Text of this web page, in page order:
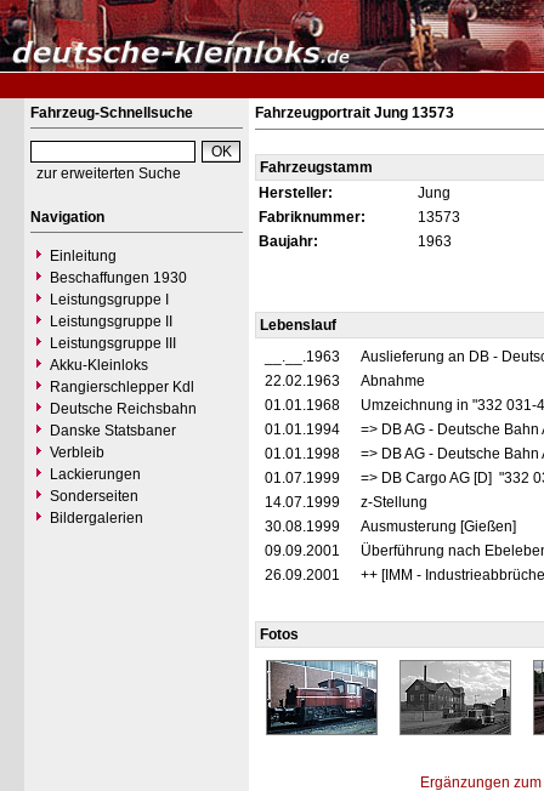
Fahrzeug-Schnellsuche
zur erweiterten Suche
Navigation
Einleitung
Beschaffungen 1930
Leistungsgruppe I
Leistungsgruppe II
Leistungsgruppe III
Akku-Kleinloks
Rangierschlepper Kdl
Deutsche Reichsbahn
Danske Statsbaner
Verbleib
Lackierungen
Sonderseiten
Bildergalerien
Fahrzeugportrait Jung 13573
Fahrzeugstamm
Hersteller:
Jung
Fabriknummer:
13573
Baujahr:
1963
Lebenslauf
__.__.1963
Auslieferung an DB -
22.02.1963
Abnahme
01.01.1968
Umzeichnung in "332 031-
01.01.1994
=> DB AG - Deutsche
01.01.1998
=> DB AG - Deutsche
01.07.1999
=> DB Cargo AG [D] "332
14.07.1999
z-Stellung
30.08.1999
Ausmusterung [Gießen]
09.09.2001
Überführung nach
26.09.2001
++ [IMM -
Fotos
Ergänzungen